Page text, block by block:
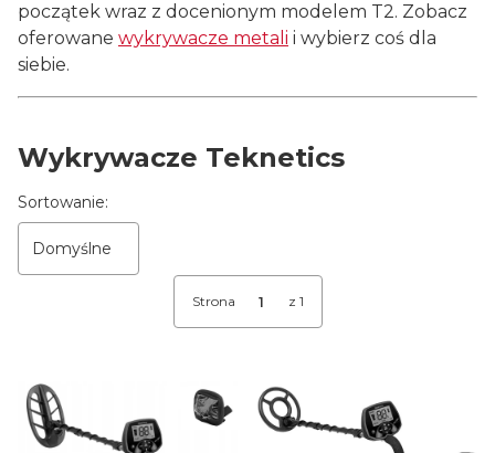
początek wraz z docenionym modelem T2. Zobacz
oferowane wykrywacze metali i wybierz coś dla
siebie.
Wykrywacze Teknetics
Lista produktów
Sortowanie:
Domyślne
Strona z 1